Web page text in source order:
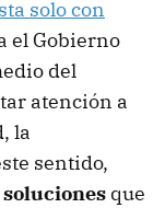
solo con
el Gobierno
del
atención a
la
sentido,
que